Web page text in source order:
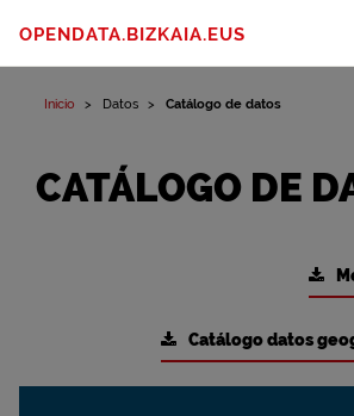
OPENDATA.BIZKAIA.EUS
Inicio Datos Catálogo de datos
CATÁLOGO DE
Catálogo datos